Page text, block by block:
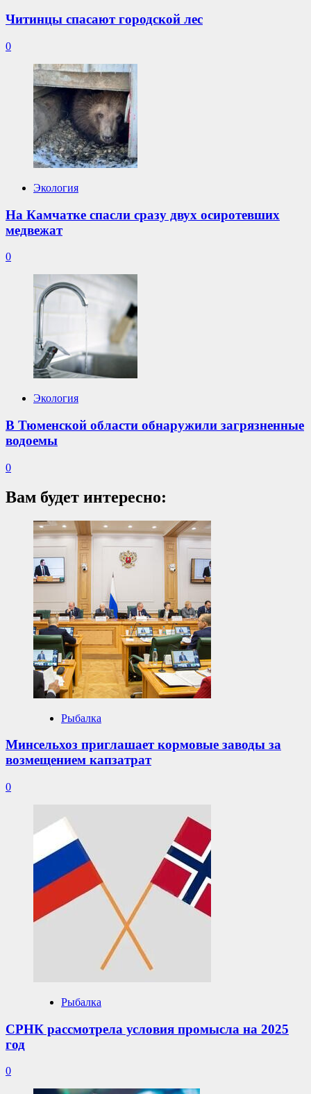
Читинцы спасают городской лес
0
Экология
На Камчатке спасли сразу двух осиротевших
медвежат
0
Экология
В Тюменской области обнаружили загрязненные
водоемы
0
Вам будет интересно:
Рыбалка
Минсельхоз приглашает кормовые заводы за
возмещением капзатрат
0
Рыбалка
СРНК рассмотрела условия промысла на 2025
год
0